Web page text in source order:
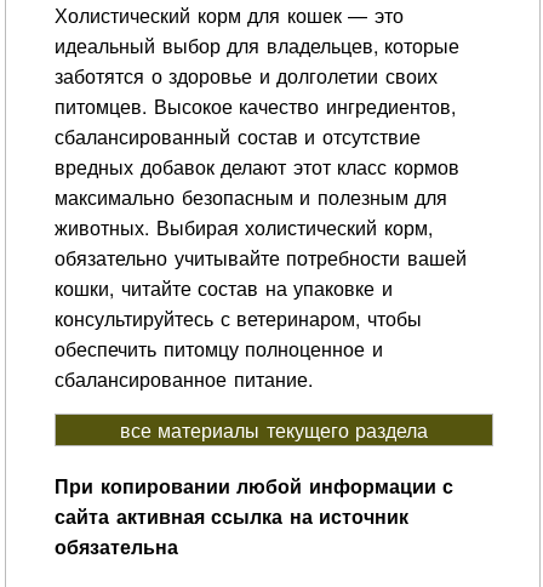
Холистический корм для кошек — это
идеальный выбор для владельцев, которые
заботятся о здоровье и долголетии своих
питомцев. Высокое качество ингредиентов,
сбалансированный состав и отсутствие
вредных добавок делают этот класс кормов
максимально безопасным и полезным для
животных. Выбирая холистический корм,
обязательно учитывайте потребности вашей
кошки, читайте состав на упаковке и
консультируйтесь с ветеринаром, чтобы
обеспечить питомцу полноценное и
сбалансированное питание.
все материалы текущего раздела
При копировании любой информации с
сайта активная ссылка на источник
обязательна